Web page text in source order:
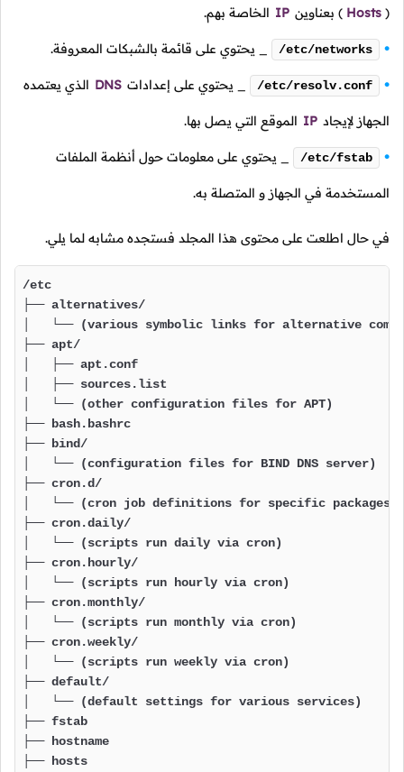
(
Hosts
) بعناوين IP الخاصة بهم.
/etc/networks _ يحتوي على قائمة بالشبكات المعروفة.
/etc/resolv.conf _ يحتوي على إعدادات DNS الذي يعتمده
الجهاز لإيجاد IP الموقع التي يصل بها.
/etc/fstab _ يحتوي على معلومات حول أنظمة الملفات
المستخدمة في الجهاز و المتصلة به.
في حال اطلعت على محتوى هذا المجلد فستجده مشابه لما يلي.
/etc
├── alternatives/
│   └── (various symbolic links for alternative
├── apt/
│   ├── apt.conf
│   ├── sources.list
│   └── (other configuration files for APT)
├── bash.bashrc
├── bind/
│   └── (configuration files for BIND DNS server)
├── cron.d/
│   └── (cron job definitions for specific packages)
├── cron.daily/
│   └── (scripts run daily via cron)
├── cron.hourly/
│   └── (scripts run hourly via cron)
├── cron.monthly/
│   └── (scripts run monthly via cron)
├── cron.weekly/
│   └── (scripts run weekly via cron)
├── default/
│   └── (default settings for various services)
├── fstab
├── hostname
├── hosts